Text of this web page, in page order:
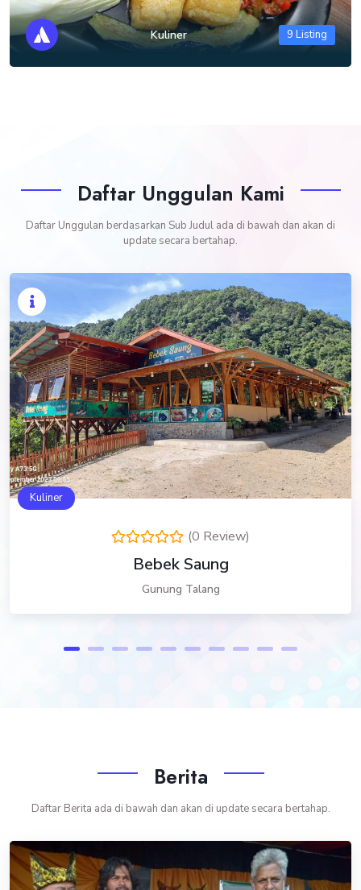
Kuliner 9 Listing
Daftar Unggulan Kami
Daftar Unggulan berdasarkan Sub Judul ada di bawah dan akan di
update secara bertahap.
Kuliner
(0 Review)
Bebek Saung
Gunung Talang
Berita
Daftar Berita ada di bawah dan akan di update secara bertahap.